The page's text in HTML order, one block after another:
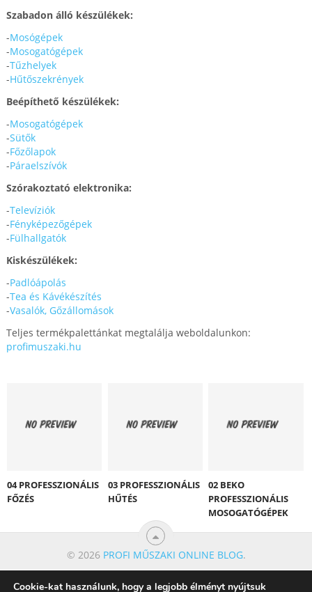
Szabadon álló készülékek:
-Mosógépek
-Mosogatógépek
-Tűzhelyek
-Hűtőszekrények
Beépíthető készülékek:
-Mosogatógépek
-Sütők
-Főzőlapok
-Páraelszívók
Szórakoztató elektronika:
-Televíziók
-Fényképezőgépek
-Fülhallgatók
Kiskészülékek:
-Padlóápolás
-Tea és Kávékészítés
-Vasalók, Gőzállomások
Teljes termékpalettánkat megtalálja weboldalunkon:
profimuszaki.hu
04 PROFESSZIONÁLIS
FŐZÉS
03 PROFESSZIONÁLIS
HŰTÉS
02 BEKO
PROFESSZIONÁLIS
MOSOGATÓGÉPEK
© 2026 PROFI MŰSZAKI ONLINE BLOG.
Cookie-kat használunk, hogy a legjobb élményt nyújtsuk